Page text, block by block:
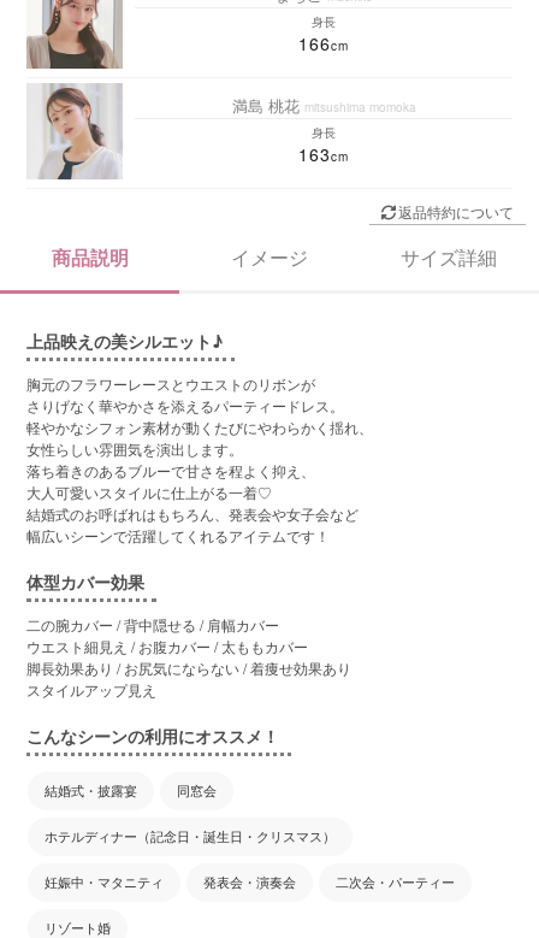
身長
166
満島 桃花 mitsushima momoka
身長
163
返品特約について
商品説明 イメージ サイズ詳細
上品映えの美シルエット♪
胸元のフラワーレースとウエストのリボンが
さりげなく華やかさを添えるパーティードレス。
軽やかなシフォン素材が動くたびにやわらかく揺れ、
女性らしい雰囲気を演出します。
落ち着きのあるブルーで甘さを程よく抑え、
大人可愛いスタイルに仕上がる一着♡
結婚式のお呼ばれはもちろん、発表会や女子会など
幅広いシーンで活躍してくれるアイテムです！
体型カバー効果
二の腕カバー / 背中隠せる / 肩幅カバー
ウエスト細見え / お腹カバー / 太ももカバー
脚長効果あり / お尻気にならない / 着痩せ効果あり
スタイルアップ見え
こんなシーンの利用にオススメ！
結婚式・披露宴 同窓会
ホテルディナー（記念日・誕生日・クリスマス）
妊娠中・マタニティ 発表会・演奏会 二次会・パーティー
リゾート婚